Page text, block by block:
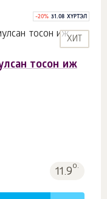
-20% 31.08 ХҮРТЭЛ
ХИТ
тосон иж
11.9о.